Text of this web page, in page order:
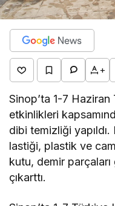
+
Sinop’ta 1-7 Haziran
etkinlikleri
dibi temizliği
lastiği, plastik ve
kutu, demir
çıkarttı.